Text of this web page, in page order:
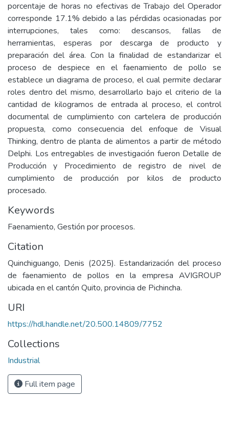
porcentaje de horas no efectivas de Trabajo del Operador
corresponde 17.1% debido a las pérdidas ocasionadas por
interrupciones, tales como: descansos, fallas de
herramientas, esperas por descarga de producto y
preparación del área. Con la finalidad de estandarizar el
proceso de despiece en el faenamiento de pollo se
establece un diagrama de proceso, el cual permite declarar
roles dentro del mismo, desarrollarlo bajo el criterio de la
cantidad de kilogramos de entrada al proceso, el control
documental de cumplimiento con cartelera de producción
propuesta, como consecuencia del enfoque de Visual
Thinking, dentro de planta de alimentos a partir de método
Delphi. Los entregables de investigación fueron Detalle de
Producción y Procedimiento de registro de nivel de
cumplimiento de producción por kilos de producto
procesado.
Keywords
Faenamiento, Gestión por procesos.
Citation
Quinchiguango, Denis (2025). Estandarización del proceso
de faenamiento de pollos en la empresa AVIGROUP
ubicada en el cantón Quito, provincia de Pichincha.
URI
https://hdl.handle.net/20.500.14809/7752
Collections
Industrial
Full item page